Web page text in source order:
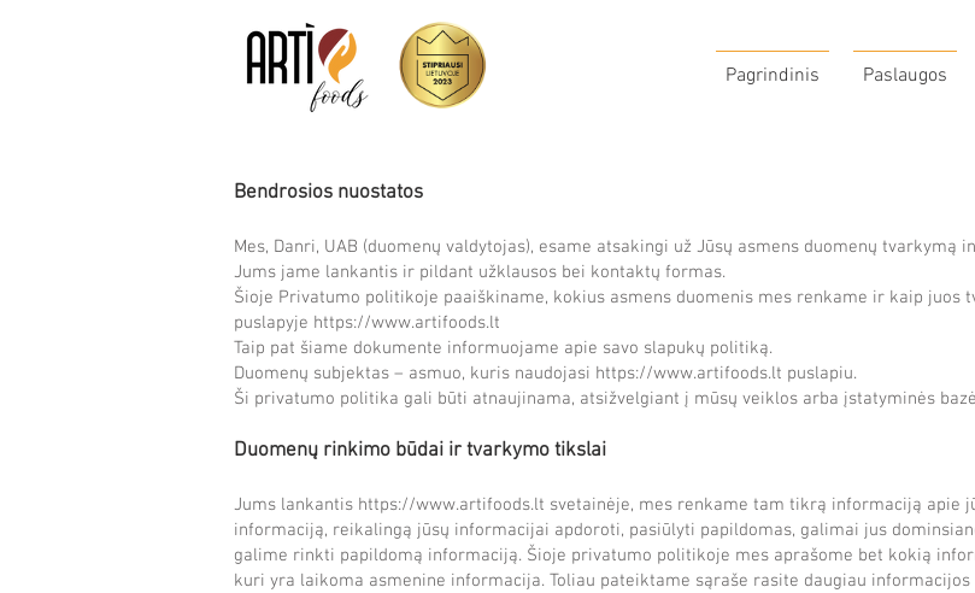
Pagrindinis Paslaugos
Bendrosios nuostatos
Mes, Danri, UAB (duomenų valdytojas), esame atsakingi už Jūsų asmens duomenų tvarkymą
Jums jame lankantis ir pildant užklausos bei kontaktų formas.
Šioje Privatumo politikoje paaiškiname, kokius asmens duomenis mes renkame ir kaip juos
puslapyje https://www.artifoods.lt
Taip pat šiame dokumente informuojame apie savo slapukų politiką.
Duomenų subjektas – asmuo, kuris naudojasi https://www.artifoods.lt puslapiu.
Ši privatumo politika gali būti atnaujinama, atsižvelgiant į mūsų veiklos arba įstatyminės
Duomenų rinkimo būdai ir tvarkymo tikslai
Jums lankantis https://www.artifoods.lt svetainėje, mes renkame tam tikrą informaciją apie
informaciją, reikalingą jūsų informacijai apdoroti, pasiūlyti papildomas, galimai jus
galime rinkti papildomą informaciją. Šioje privatumo politikoje mes aprašome bet kokią
kuri yra laikoma asmenine informacija. Toliau pateiktame sąraše rasite daugiau